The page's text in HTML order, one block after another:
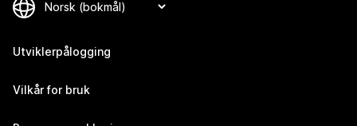
Utviklerpålogging
Vilkår for bruk